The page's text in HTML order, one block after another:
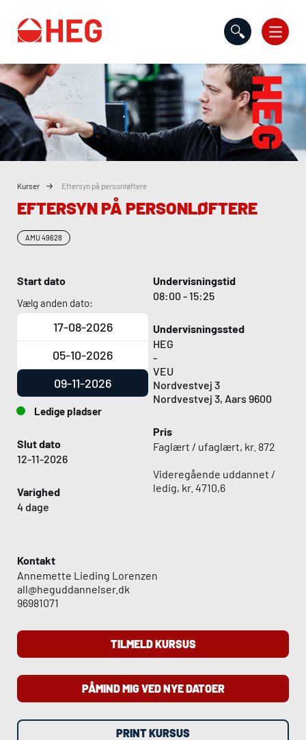
Kurser Eftersyn på personløftere
EFTERSYN PÅ PERSONLØFTERE
AMU49628
Start dato
Vælg anden dato:
17-08-2026
05-10-2026
09-11-2026
Ledige pladser
Slut dato
12-11-2026
Varighed
4 dage
Undervisningstid
08:00 - 15:25
Undervisningssted
HEG
-
VEU
Nordvestvej 3
Nordvestvej 3, Aars 9600
Pris
Faglært / ufaglært, kr. 872
Videregående uddannet /
ledig, kr. 4710,6
TILMELD KURSUS
PÅMIND MIG VED NYE DATOER
PRINT KURSUS
Kontakt
Annemette Lieding Lorenzen
all@heguddannelser.dk
96981071